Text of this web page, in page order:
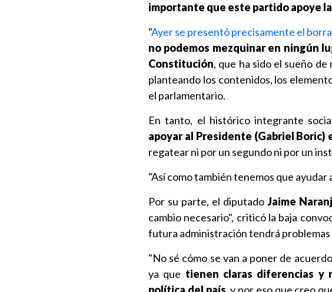
importante que este partido apoye
"Ayer se presentó precisamente el
no podemos mezquinar en ningún
Constitución, que ha sido el sueño
planteando los contenidos, los
el parlamentario.
En tanto, el histórico integrante
apoyar al Presidente (Gabriel Boric)
regatear ni por un segundo ni por un
"Así como también tenemos que
Por su parte, el diputado Jaime
cambio necesario", criticó la baja
futura administración tendrá
"No sé cómo se van a poner de
ya que tienen claras diferencias y